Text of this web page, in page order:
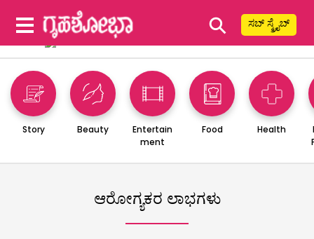
⚲ ಸಬ್ ಸ್ಕ್ರೈಬ್
Story Beauty
Entertain
ment
Food Health
ಆರೋಗ್ಯಕರ ಲಾಭಗಳು